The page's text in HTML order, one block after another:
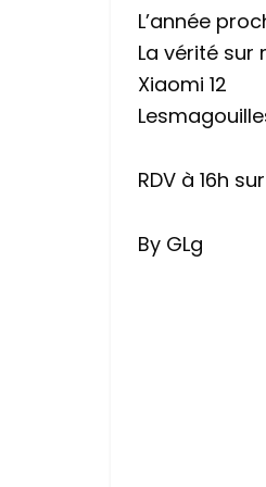
L’année
La vérité sur
Xiaomi 12
RDV à 16h
By GLg